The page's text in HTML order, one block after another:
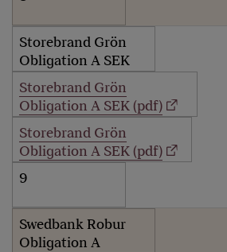
Storebrand Grön
Obligation A SEK
Storebrand Grön
Obligation A SEK (pdf)
Storebrand Grön
Obligation A SEK (pdf)
9
Swedbank Robur
Obligation A